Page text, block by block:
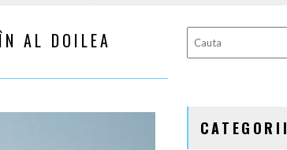
AL DOILEA
CATEGORII